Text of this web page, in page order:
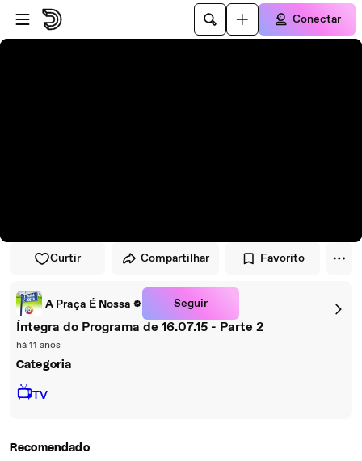
Pular para o player
Ir para o conteúdo principal
Conectar
Curtir Compartilhar Favorito
A Praça É Nossa Seguir
Íntegra do Programa de 16.07.15 - Parte 2
há 11 anos
Categoria
📺TV
Recomendado